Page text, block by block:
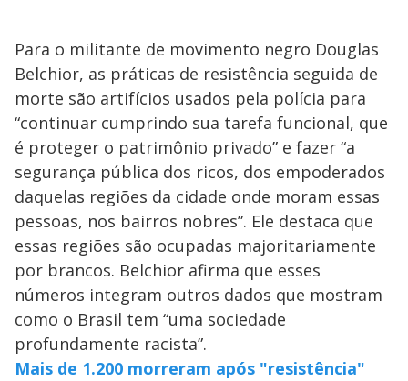
Para o militante de movimento negro Douglas
Belchior, as práticas de resistência seguida de
morte são artifícios usados pela polícia para
“continuar cumprindo sua tarefa funcional, que
é proteger o patrimônio privado” e fazer “a
segurança pública dos ricos, dos empoderados
daquelas regiões da cidade onde moram essas
pessoas, nos bairros nobres”. Ele destaca que
essas regiões são ocupadas majoritariamente
por brancos. Belchior afirma que esses
números integram outros dados que mostram
como o Brasil tem “uma sociedade
profundamente racista”.
Mais de 1.200 morreram após "resistência"